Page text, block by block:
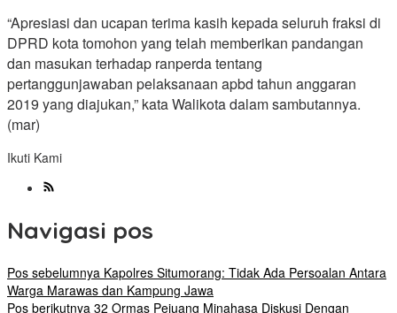
“Apresiasi dan ucapan terima kasih kepada seluruh fraksi di
DPRD kota tomohon yang telah memberikan pandangan
dan masukan terhadap ranperda tentang
pertanggunjawaban pelaksanaan apbd tahun anggaran
2019 yang diajukan,” kata Walikota dalam sambutannya.
(mar)
Ikuti Kami
Navigasi pos
Pos sebelumnya Kapolres Situmorang: Tidak Ada Persoalan Antara
Warga Marawas dan Kampung Jawa
Pos berikutnya 32 Ormas Pejuang Minahasa Diskusi Dengan